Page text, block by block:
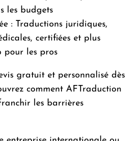
les budgets
: Traductions juridiques,
certifiées et plus
pour les pros
gratuit et personnalisé dès
comment AFTraduction
les barrières